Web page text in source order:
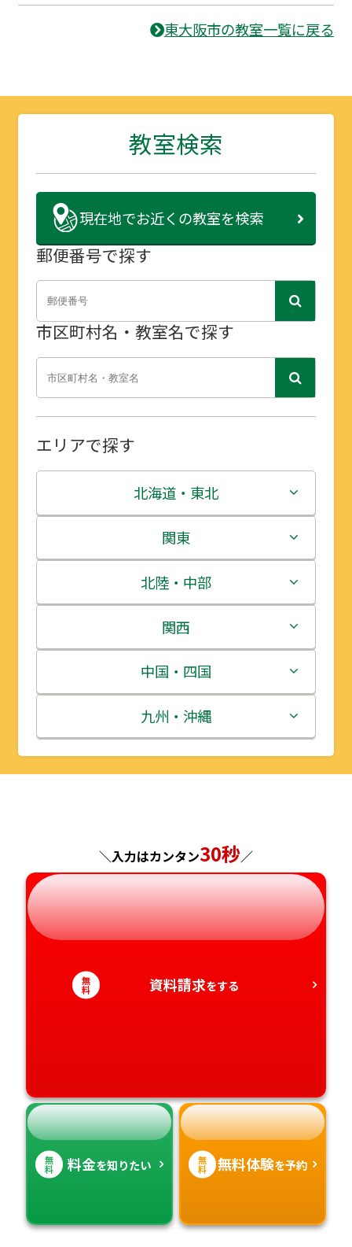
東大阪市の教室一覧に戻る
教室検索
現在地でお近くの教室を検索
郵便番号で探す
市区町村名・教室名で探す
エリアで探す
北海道・東北
北海道
青森県
岩手県
宮城県
秋田県
山形県
関東
茨城県
栃木県
群馬県
埼玉県
千葉県
神奈川県
北陸・中部
新潟県
富山県
石川県
福井県
岐阜県
静岡県
愛知県
関西
三重県
滋賀県
京都府
奈良県
和歌山県
中国・四国
鳥取県
島根県
広島県
山口県
徳島県
香川県
九州・沖縄
福岡県
長崎県
熊本県
大分県
宮崎県
＼入力はカンタン30秒／
無
料 資料請求をする
無
料 料金を知りたい 無
料 無料体験を予約